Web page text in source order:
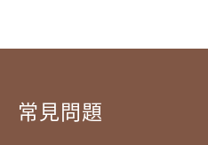
常見問題